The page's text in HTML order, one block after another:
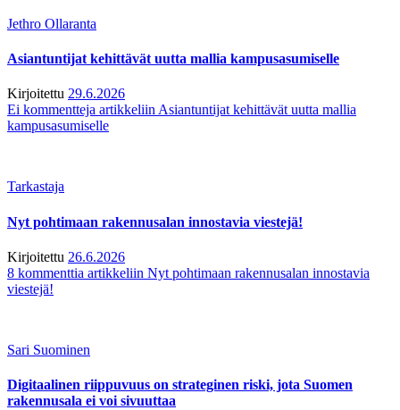
Jethro Ollaranta
Asiantuntijat kehittävät uutta mallia kampusasumiselle
Kirjoitettu 29.6.2026
Ei kommentteja artikkeliin Asiantuntijat kehittävät uutta mallia
kampusasumiselle
Tarkastaja
Nyt pohtimaan rakennusalan innostavia viestejä!
Kirjoitettu 26.6.2026
8 kommenttia artikkeliin Nyt pohtimaan rakennusalan innostavia
viestejä!
Sari Suominen
Digitaalinen riippuvuus on strateginen riski, jota Suomen
rakennusala ei voi sivuuttaa